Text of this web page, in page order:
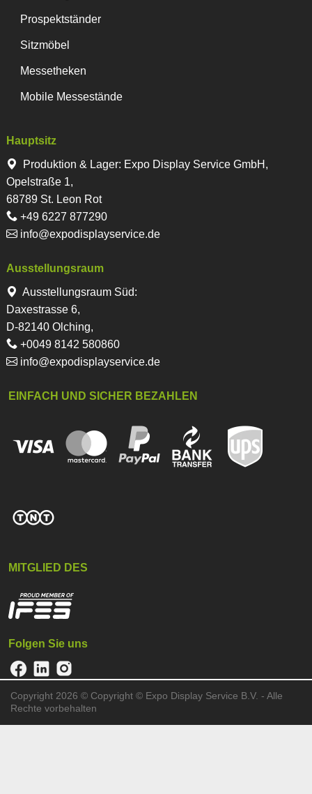
Prospektständer
Sitzmöbel
Messetheken
Mobile Messestände
Hauptsitz
Produktion & Lager: Expo Display Service GmbH,
Opelstraße 1,
68789 St. Leon Rot
+49 6227 877290
info@expodisplayservice.de
Ausstellungsraum
Ausstellungsraum Süd:
Daxestrasse 6,
D-82140 Olching,
+0049 8142 580860
info@expodisplayservice.de
EINFACH UND SICHER BEZAHLEN
MITGLIED DES
Folgen Sie uns
Copyright 2026 © Copyright © Expo Display Service B.V. - Alle
Rechte vorbehalten